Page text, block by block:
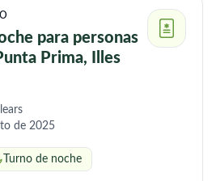
las tareas del hogar.
para personas
Prima, Illes
de 2025
Turno de noche